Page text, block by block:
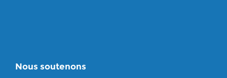
Nous soutenons